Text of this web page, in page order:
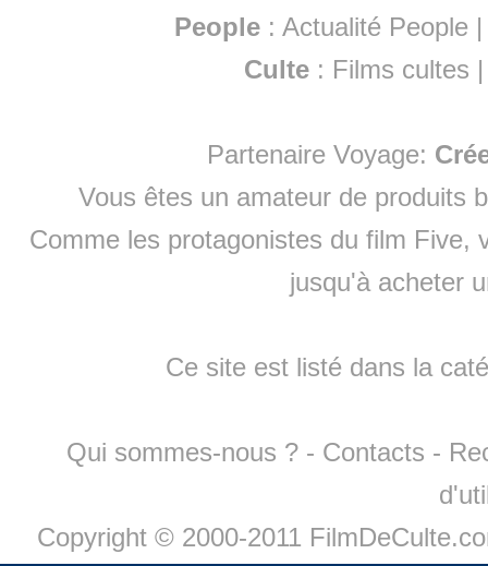
People :Actualité People
Culte : Films cultes
Partenaire Voyage:
Vous êtes un amateur de produits
Comme les protagonistes du film Five,
jusqu'à acheter
Ce site est listé dans la
Qui sommes-nous ? - Contacts -
Copyright © 2000-2011